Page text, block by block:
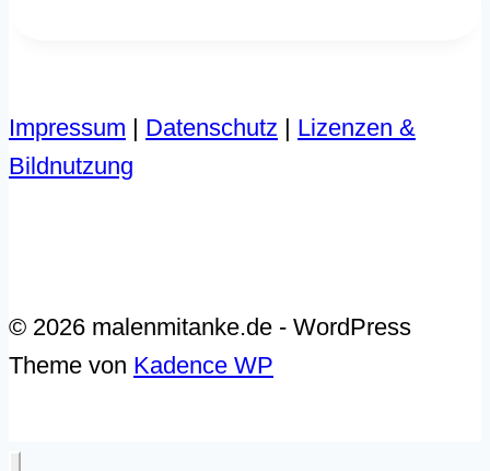
Impressum | Datenschutz | Lizenzen &
Bildnutzung
© 2026 malenmitanke.de - WordPress
Theme von Kadence WP